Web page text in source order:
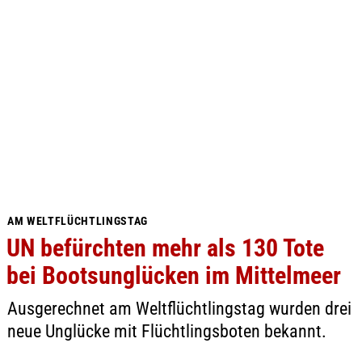
AM WELTFLÜCHTLINGSTAG
UN befürchten mehr als 130 Tote
bei Bootsunglücken im Mittelmeer
Ausgerechnet am Weltflüchtlingstag wurden drei
neue Unglücke mit Flüchtlingsboten bekannt.